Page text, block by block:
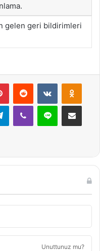
gelen geri bildirimleri
PinterestReddit VKontakte
TelegramViber Line E-Posta ile
Unuttunuz mu?